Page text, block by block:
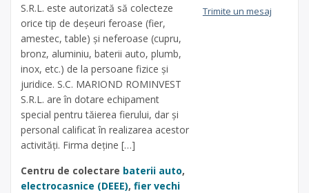
S.R.L. este autorizată să colecteze
orice tip de deșeuri feroase (fier,
amestec, table) și neferoase (cupru,
bronz, aluminiu, baterii auto, plumb,
inox, etc.) de la persoane fizice și
juridice. S.C. MARIOND ROMINVEST
S.R.L. are în dotare echipament
special pentru tăierea fierului, dar și
personal calificat în realizarea acestor
activități. Firma deține […]
Centru de colectare baterii auto,
electrocasnice (DEEE), fier vechi
Trimite un mesaj